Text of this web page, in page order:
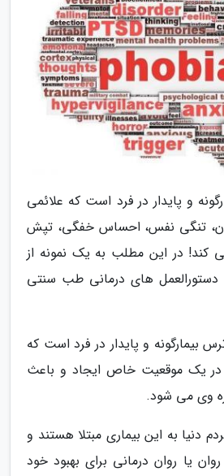
و پایدار در فرد است که علائمی
تنگی نفس، احساس خفگی، تپش
کند! در این مطلب به یک نمونه از
با دستورالعمل های درمانی طب سنتی
بیمارگونه و پایدار در فرد است که
در یک موقعیت خاص ایجاد و باعث
وی می شود.
از مردم دنیا به این بیماری مبتلا هستند و
یا روان درمانی برای بهبود خود